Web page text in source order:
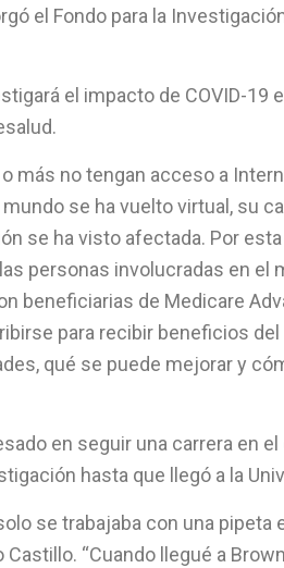
el Fondo para la
el impacto de COVID-19
más no tengan acceso a
se ha vuelto virtual, su
se ha visto afectada. Por
personas involucradas en el
beneficiarias de Medicare
para recibir beneficios
qué se puede mejorar y
en seguir una carrera en el
hasta que llegó a la
se trabajaba con una pipeta
“Cuando llegué a